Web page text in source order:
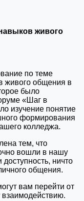
живого
по теме
живого общения в
было
«Шаг в
изучение понятие
формирования
колледжа.
тем, что
вошли в нашу
ничто
общения.
вам перейти от